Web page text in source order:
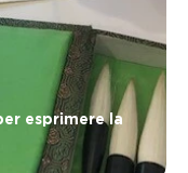
esprimere la